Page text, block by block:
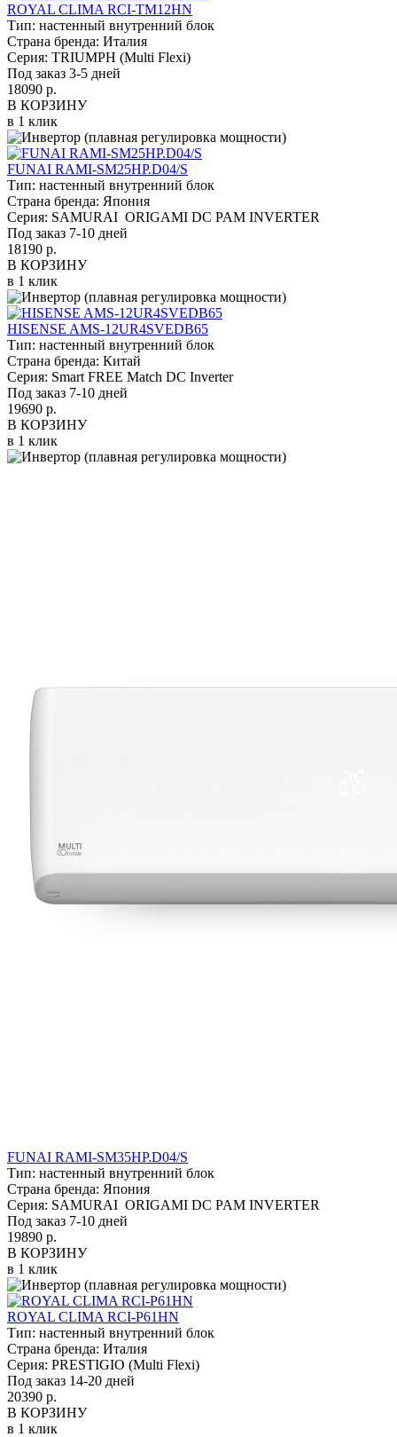
ROYAL CLIMA RCI-TM12HN
Тип: настенный внутренний блок
Страна бренда: Италия
Серия: TRIUMPH (Multi Flexi)
Под заказ 3-5 дней
18090 р.
В КОРЗИНУ
в 1 клик
FUNAI RAMI-SM25HP.D04/S
Тип: настенный внутренний блок
Страна бренда: Япония
Серия: SAMURAI ORIGAMI DC PAM INVERTER
Под заказ 7-10 дней
18190 р.
В КОРЗИНУ
в 1 клик
HISENSE AMS-12UR4SVEDB65
Тип: настенный внутренний блок
Страна бренда: Китай
Серия: Smart FREE Match DC Inverter
Под заказ 7-10 дней
19690 р.
В КОРЗИНУ
в 1 клик
FUNAI RAMI-SM35HP.D04/S
Тип: настенный внутренний блок
Страна бренда: Япония
Серия: SAMURAI ORIGAMI DC PAM INVERTER
Под заказ 7-10 дней
19890 р.
В КОРЗИНУ
в 1 клик
ROYAL CLIMA RCI-P61HN
Тип: настенный внутренний блок
Страна бренда: Италия
Серия: PRESTIGIO (Multi Flexi)
Под заказ 14-20 дней
20390 р.
В КОРЗИНУ
в 1 клик